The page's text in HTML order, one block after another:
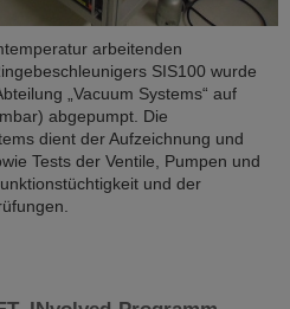
arbeitenden
SIS100 wurde
„Vacuum Systems“ auf
abgepumpt. Die
dient der Aufzeichnung und
Tests der Ventile, Pumpen und
und der